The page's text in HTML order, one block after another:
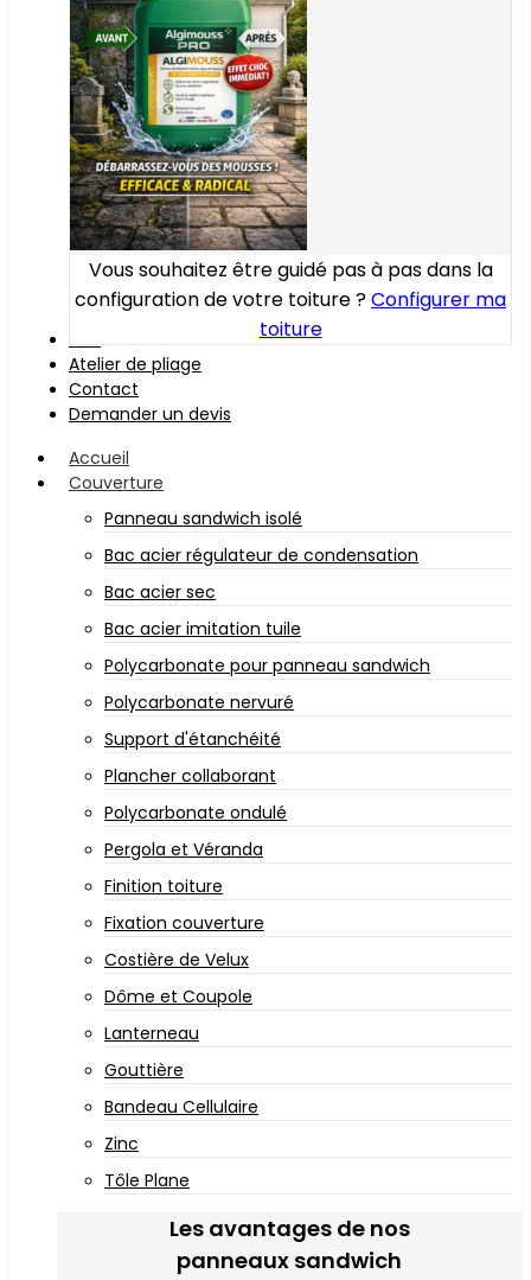
Vous souhaitez être guidé pas à pas dans la
configuration de votre toiture ?Configurer ma
toiture
Atelier de pliage
Contact
Demander un devis
Accueil
Couverture
Panneau sandwich isolé
Bac acier régulateur de condensation
Bac acier sec
Bac acier imitation tuile
Polycarbonate pour panneau sandwich
Polycarbonate nervuré
Support d'étanchéité
Plancher collaborant
Polycarbonate ondulé
Pergola et Véranda
Finition toiture
Fixation couverture
Costière de Velux
Dôme et Coupole
Lanterneau
Gouttière
Bandeau Cellulaire
Zinc
Tôle Plane
Les avantages de nos
panneaux sandwich